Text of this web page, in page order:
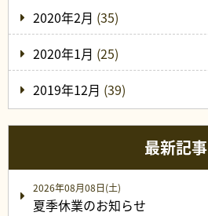
2020年2月 (35)
2020年1月 (25)
2019年12月 (39)
最新記事
2026年08月08日(土)
夏季休業のお知らせ